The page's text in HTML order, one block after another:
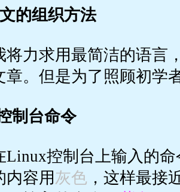
的组织方法
求用最简洁的语言，
章。但是为了照顾初学
制台命令
控制台上输入的命
内容用 灰色 ，这样最接